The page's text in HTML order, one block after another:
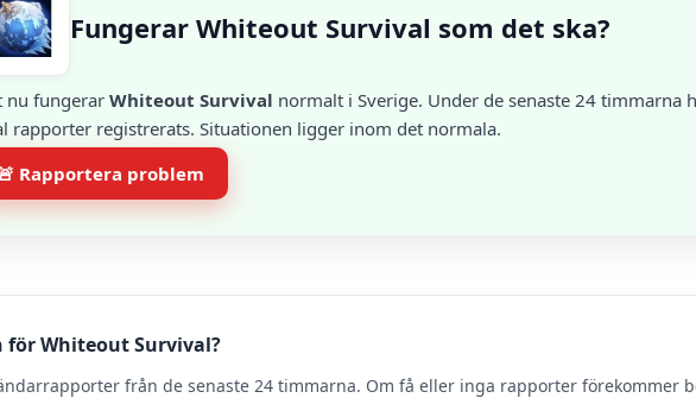
Fungerar Whiteout Survival som det ska?
nu fungerar Whiteout Survival normalt i Sverige. Under de senaste 24 timmarna
rapporter registrerats. Situationen ligger inom det normala.
Rapportera problem
för Whiteout Survival?
från de senaste 24 timmarna. Om få eller inga rapporter förekommer